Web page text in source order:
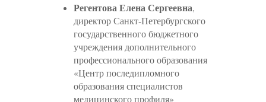
Регентова Елена Сергеевна,
директор Санкт-Петербургского
государственного бюджетного
учреждения дополнительного
профессионального образования
«Центр последипломного
образования специалистов
медицинского профиля»